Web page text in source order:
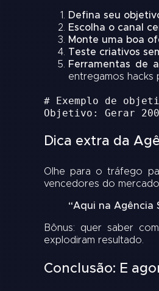
Defina seu
Escolha o canal
Monte uma boa
Teste criativos
Ferramentas de
entregamos hacks
# Exemplo de
Objetivo: Gerar
Dica extra da
Olhe para o tráfego
vencedores do
“Aqui na Agência
Bônus: quer saber
explodiram resultado
Conclusão: E